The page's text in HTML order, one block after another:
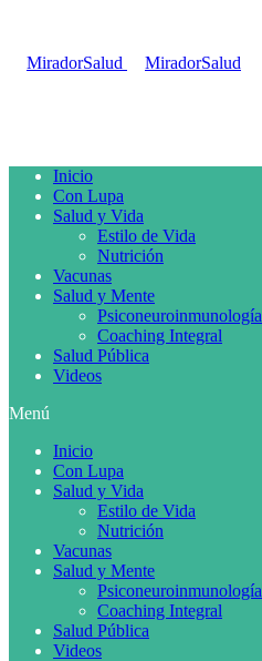
Inicio
Con Lupa
Salud y Vida
Estilo de Vida
Nutrición
Vacunas
Salud y Mente
Psiconeuroinmunología
Coaching Integral
Salud Pública
Videos
Menú
Inicio
Con Lupa
Salud y Vida
Estilo de Vida
Nutrición
Vacunas
Salud y Mente
Psiconeuroinmunología
Coaching Integral
Salud Pública
Videos